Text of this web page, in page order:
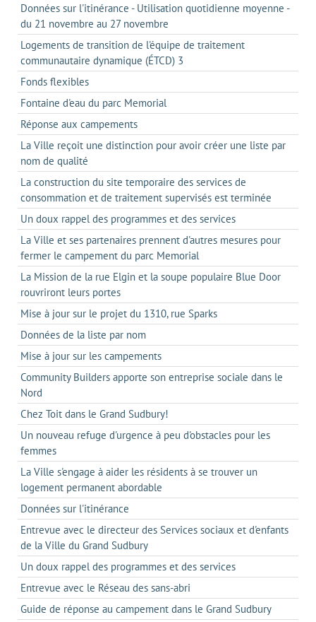
Données sur l'itinérance - Utilisation quotidienne moyenne -
du 21 novembre au 27 novembre
Logements de transition de l'équipe de traitement
communautaire dynamique (ÉTCD) 3
Fonds flexibles
Fontaine d'eau du parc Memorial
Réponse aux campements
La Ville reçoit une distinction pour avoir créer une liste par
nom de qualité
La construction du site temporaire des services de
consommation et de traitement supervisés est terminée
Un doux rappel des programmes et des services
La Ville et ses partenaires prennent d'autres mesures pour
fermer le campement du parc Memorial
La Mission de la rue Elgin et la soupe populaire Blue Door
rouvriront leurs portes
Mise à jour sur le projet du 1310, rue Sparks
Données de la liste par nom
Mise à jour sur les campements
Community Builders apporte son entreprise sociale dans le
Nord
Chez Toit dans le Grand Sudbury!
Un nouveau refuge d'urgence à peu d'obstacles pour les
femmes
La Ville s'engage à aider les résidents à se trouver un
logement permanent abordable
Données sur l'itinérance
Entrevue avec le directeur des Services sociaux et d'enfants
de la Ville du Grand Sudbury
Un doux rappel des programmes et des services
Entrevue avec le Réseau des sans-abri
Guide de réponse au campement dans le Grand Sudbury